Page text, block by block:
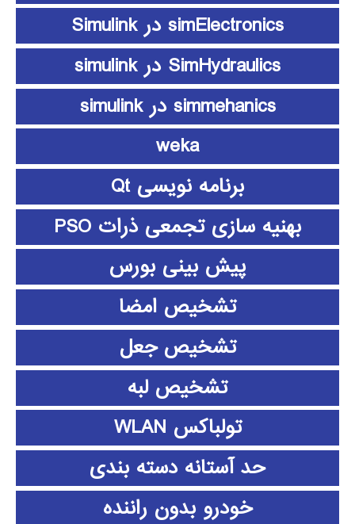
simElectronics در Simulink
SimHydraulics در simulink
simmehanics در simulink
weka
برنامه نویسی Qt
بهنیه سازی تجمعی ذرات PSO
پیش بینی بورس
تشخیص امضا
تشخیص جعل
تشخیص لبه
تولباکس WLAN
حد آستانه دسته بندی
خودرو بدون راننده